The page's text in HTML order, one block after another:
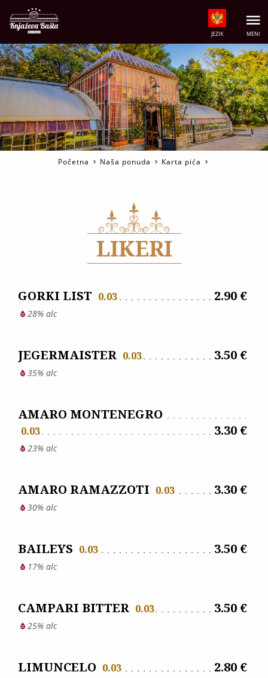
MENI
JEZIK
Početna Naša ponuda Karta pića
LIKERI
GORKI LIST 0.03 2.90 €
28% alc
JEGERMAISTER 0.03 3.50 €
35% alc
AMARO MONTENEGRO
0.03 3.30 €
23% alc
AMARO RAMAZZOTI 0.03 3.30 €
30% alc
BAILEYS 0.03 3.50 €
17% alc
CAMPARI BITTER 0.03 3.50 €
25% alc
LIMUNCELO 0.03 2.80 €